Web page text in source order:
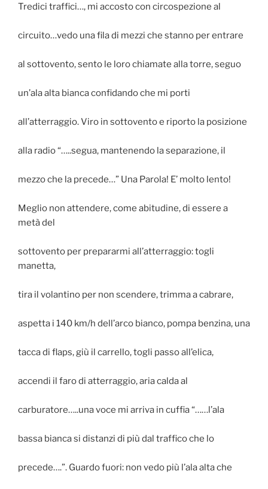
Tredici traffici…, mi accosto con circospezione al
circuito…vedo una fila di mezzi che stanno per entrare
al sottovento, sento le loro chiamate alla torre, seguo
un’ala alta bianca confidando che mi porti
all’atterraggio. Viro in sottovento e riporto la posizione
alla radio “…..segua, mantenendo la separazione, il
mezzo che la precede…” Una Parola! E’ molto lento!
Meglio non attendere, come abitudine, di essere a
metà del
sottovento per prepararmi all’atterraggio: togli
manetta,
tira il volantino per non scendere, trimma a cabrare,
aspetta i 140 km/h dell’arco bianco, pompa benzina, una
tacca di flaps, giù il carrello, togli passo all’elica,
accendi il faro di atterraggio, aria calda al
carburatore…..una voce mi arriva in cuffia “……l’ala
bassa bianca si distanzi di più dal traffico che lo
precede….”. Guardo fuori: non vedo più l’ala alta che